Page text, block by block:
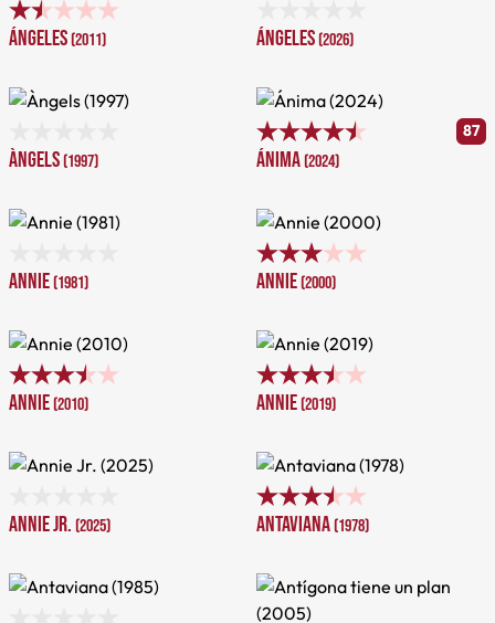
Ángeles(2011) Ángeles(2026)
Àngels(1997)
87
Ánima(2024)
Annie(1981) Annie(2000)
Annie(2010) Annie(2019)
Annie Jr. (2025) Antaviana(1978)